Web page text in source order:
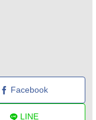
Facebook
LINE